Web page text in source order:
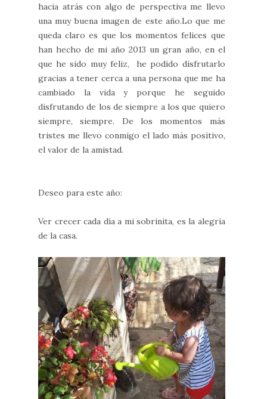
hacia atrás con algo de perspectiva me llevo
una muy buena imagen de este año.Lo que me
queda claro es que los momentos felices que
han hecho de mi año 2013 un gran año, en el
que he sido muy feliz, he podido disfrutarlo
gracias a tener cerca a una persona que me ha
cambiado la vida y porque he seguido
disfrutando de los de siempre a los que quiero
siempre, siempre. De los momentos más
tristes me llevo conmigo el lado más positivo,
el valor de la amistad.
Deseo para este año:
Ver crecer cada día a mi sobrinita, es la alegría
de la casa.